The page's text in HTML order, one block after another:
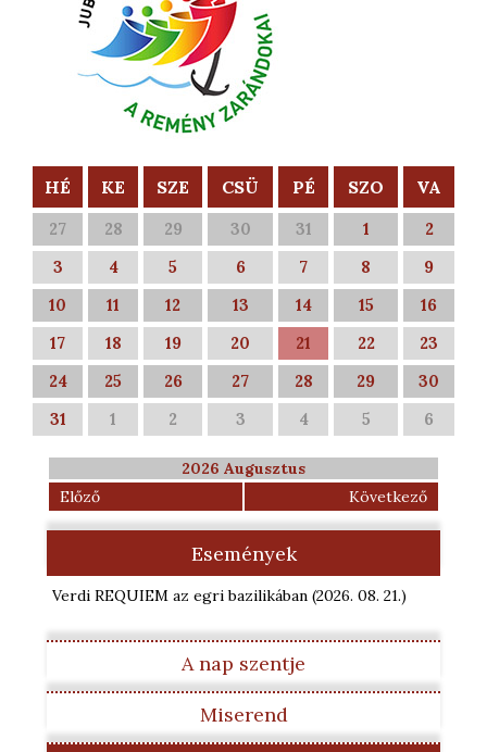
HÉ KE SZE CSÜ PÉ SZO VA
27 28 29 30 31 1
2
3
4 5 6 7 8
9
10
11 12 13 14 15
16
17
18 19 20 21 22
23
24
25 26 27 28 29
30
31
1 2 3 4 5 6
2026 Augusztus
Előző
Következő
Események
Verdi REQUIEM az egri bazilikában (2026. 08. 21.)
A nap szentje
Miserend